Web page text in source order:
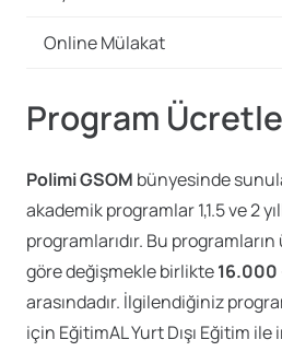
Online Mülakat
Program
Polimi GSOM bünyesinde
akademik programlar 1,1.5 ve 2
programlarıdır. Bu
göre değişmekle birlikte16.000
arasındadır. İlgilendiğiniz
için EğitimAL Yurt Dışı Eğitim